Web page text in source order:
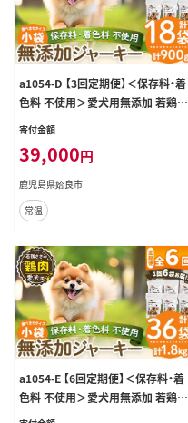
a1054-D 【3回定期便】＜保存料・着
色料 不使用＞愛犬用無添加 若鶏さ
さみジャーキー6袋×3回(1袋50g・
合計900g)【Nフードサービス】姶良
市 鶏 ジャーキー 犬 ドッグ ペット フ
ード エサ おやつ ごはん 間食 ご褒美
ペット関係
寄付金額
39,000円
鹿児島県姶良市
常温
a1054-E 【6回定期便】＜保存料・着
色料 不使用＞愛犬用無添加 若鶏さ
さみジャーキー6袋×6回(1袋50g・